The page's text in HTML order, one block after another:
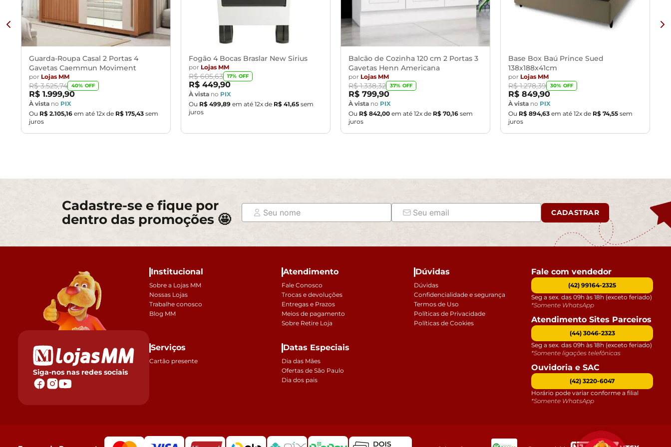
Guarda-Roupa Casal 2 Portas 4
Gavetas Caemmun Moviment
por Lojas MM
R$ 3.525,74 40% OFF
R$ 1.999,90
À vista no PIX
Ou R$ 2.105,16 em até 12x de R$ 175,43 sem
juros
Fogão 4 Bocas Braslar New Sirius
por Lojas MM
R$ 605,63 17% OFF
R$ 449,90
À vista no PIX
Ou R$ 499,89 em até 12x de R$ 41,65 sem
juros
Balcão de Cozinha 120 cm 2 Portas 3
Gavetas Henn Americana
por Lojas MM
R$ 1.338,32 37% OFF
R$ 799,90
À vista no PIX
Ou R$ 842,00 em até 12x de R$ 70,16 sem
juros
Base Box Baú Prince Sued
138x188x41cm
por Lojas MM
R$ 1.278,39 30% OFF
R$ 849,90
À vista no PIX
Ou R$ 894,63 em até 12x de R$ 74,55 sem
juros
Cadastre-se e fique por
dentro das promoções 🤩
CADASTRAR
Siga-nos nas redes sociais
Institucional
Sobre a Lojas MM
Nossas Lojas
Trabalhe conosco
Blog MM
Atendimento
Fale Conosco
Trocas e devoluções
Entregas e Prazos
Meios de pagamento
Sobre Retire Loja
Dúvidas
Dúvidas
Confidencialidade e segurança
Termos de Uso
Políticas de Privacidade
Políticas de Cookies
Serviços
Cartão presente
Datas Especiais
Dia das Mães
Ofertas de São Paulo
Dia dos pais
Fale com vendedor
(42) 99164-2325
Seg a sex. das 09h às 18h (exceto feriado)
*Somente WhatsApp
Atendimento Sites Parceiros
(44) 3046-2323
Seg a sex. das 09h às 18h (exceto feriado)
*Somente ligações telefônicas
Ouvidoria e SAC
(42) 3220-6047
Horário pode variar conforme a filial
*Somente WhatsApp